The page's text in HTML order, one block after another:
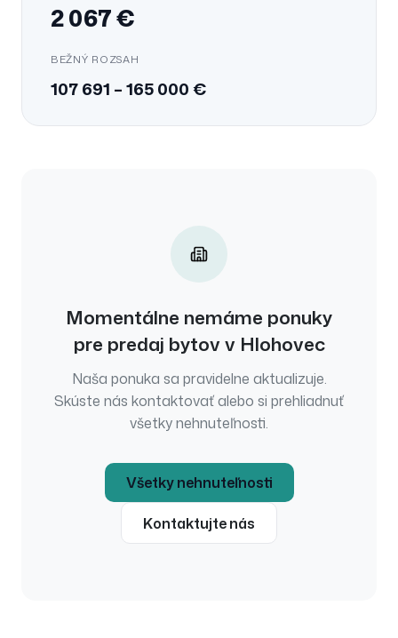
2 067€
BEŽNÝ ROZSAH
107 691 –165 000€
Momentálne nemáme ponuky
pre predaj bytov v Hlohovec
Naša ponuka sa pravidelne aktualizuje.
Skúste nás kontaktovať alebo si prehliadnuť
všetky nehnuteľnosti.
Všetky nehnuteľnosti
Kontaktujte nás